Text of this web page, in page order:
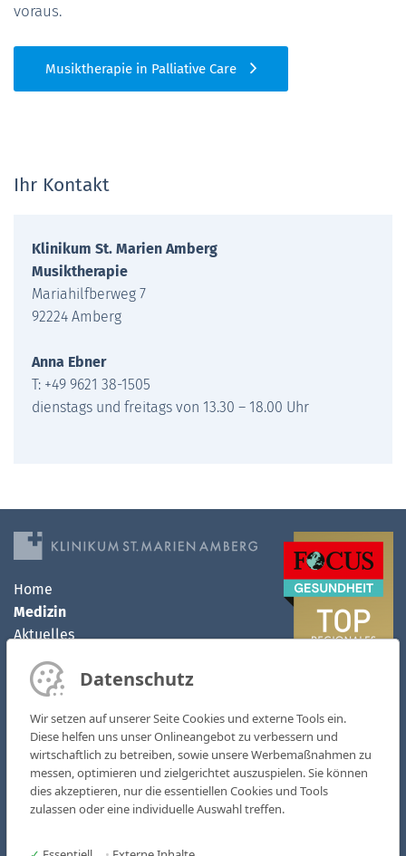
voraus.
Musiktherapie in Palliative Care
Ihr Kontakt
Klinikum St. Marien Amberg
Musiktherapie
Mariahilfberweg 7
92224 Amberg
Anna Ebner
T: +49 9621 38-1505
dienstags und freitags von 13.30 – 18.00 Uhr
Home
Medizin
Aktuelles
Klinikum
MVZ
Karriere
Kliniken & Fachbereiche
Medizinische Zentren
AOZ - Ambulantes OP-Zentrum
Datenschutz
Wir setzen auf unserer Seite Cookies und externe Tools ein.
Diese helfen uns unser Onlineangebot zu verbessern und
wirtschaftlich zu betreiben, sowie unsere Werbemaßnahmen zu
messen, optimieren und zielgerichtet auszuspielen. Sie können
dies akzeptieren, nur die essentiellen Cookies und Tools
zulassen oder eine individuelle Auswahl treffen.